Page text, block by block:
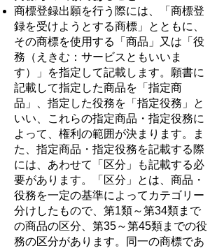
商標登録出願を行う際には、「商標登
録を受けようとする商標」とともに、
その商標を使用する「商品」又は「役
務（えきむ：サービスともいいま
す）」を指定して記載します。 願書に
記載して指定した商品を「指定商
品」、指定した役務を「指定役務」と
いい、これらの指定商品・指定役務に
よって、権利の範囲が決まります。
ま
た、指定商品・指定役務を記載する際
には、あわせて「区分」も記載する必
要があります。「区分」とは、商品・
役務を一定の基準によってカテゴリー
分けしたもので、第1類～第34類まで
の商品の区分、第35～第45類までの役
務の区分があります。
同一の商標であ